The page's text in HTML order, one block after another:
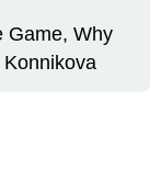
Game, Why